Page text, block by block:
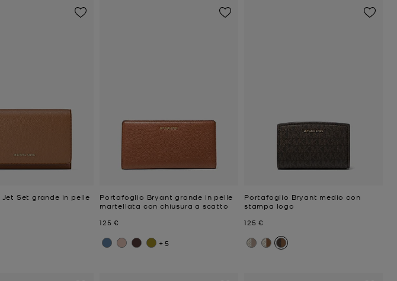
Set grande in pelle
Portafoglio Bryant grande in pelle
martellata con chiusura a scatto
Prezzo attuale
125 €
+5
Portafoglio Bryant medio con
stampa logo
Prezzo attuale
125 €